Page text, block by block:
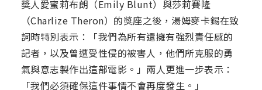
獎人愛蜜莉布朗（Emily Blunt）與莎莉賽隆
（Charlize Theron）的獎座之後，湯姆麥卡錫在致
詞時特別表示：「我們為所有還擁有強烈責任感的
記者，以及曾遭受性侵的被害人，他們所克服的勇
氣與意志製作出這部電影。」兩人更進一步表示：
「我們必須確保這件事情不會再度發生。」